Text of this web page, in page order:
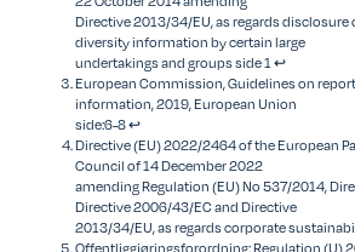
Directive 2013/34/EU, as regards
diversity information by certain large
undertakings and groups side 1↩︎
European Commission, Guidelines on
information, 2019, European Union
side:6-8↩︎
Directive (EU) 2022/2464 of the European
Council of 14 December 2022
amending Regulation (EU) No 537/2014,
Directive 2006/43/EC and Directive
2013/34/EU, as regards corporate
Offentliggjøringsforordning: Regulation (U)